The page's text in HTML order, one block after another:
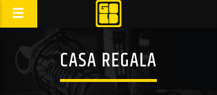
CASA REGALA